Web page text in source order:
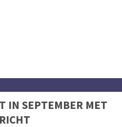
IN SEPTEMBER MET